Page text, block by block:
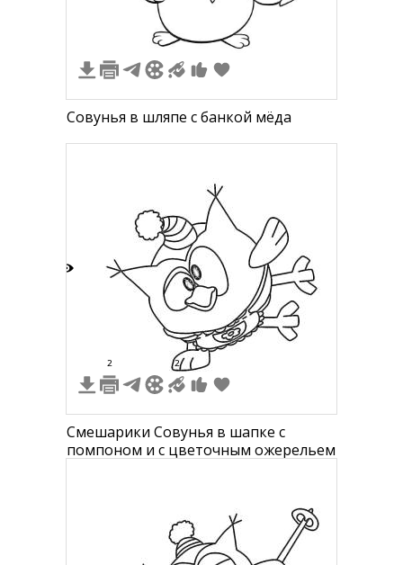
Совунья в шляпе с банкой мёда
2 2
Смешарики Совунья в шапке с
помпоном и с цветочным ожерельем